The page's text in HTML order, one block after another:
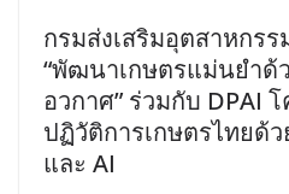
กรมส่งเสริมอุตสาหกร
“พัฒนาเกษตรแม่นยำด้
อวกาศ” ร่วมกับ DPAI
ปฏิวัติการเกษตรไทยด้
และ AI